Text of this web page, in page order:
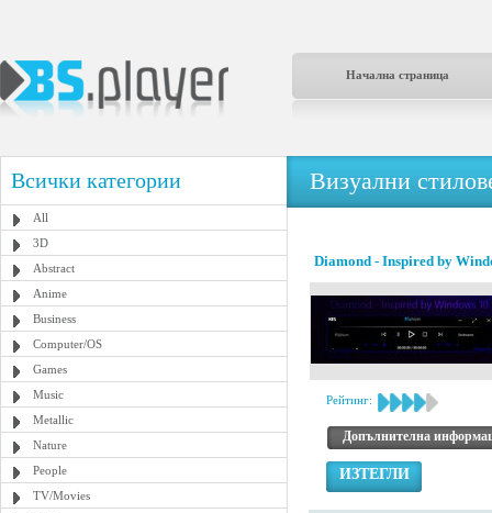
Начална страница
Всички категории
All
3D
Abstract
Anime
Business
Computer/OS
Games
Music
Metallic
Nature
People
TV/Movies
Визуални
Diamond - Inspired by
Рейтинг:
Допълнителна
ИЗТЕГЛИ